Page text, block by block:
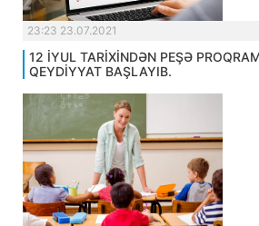
23:23 23.07.2021
12 İYUL TARİXİNDƏN PEŞƏ
QEYDİYYAT BAŞLAYIB.